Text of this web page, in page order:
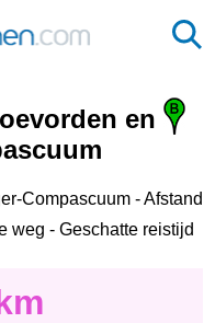
en
Compascuum - Afstand
weg - Geschatte reistijd